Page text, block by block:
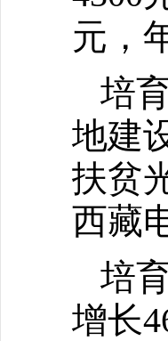
元，
培
地建
扶贫
西藏
培
增长